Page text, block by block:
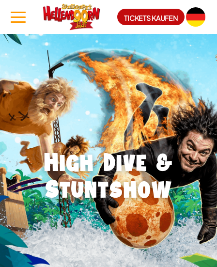
TICKETS KAUFEN
High Dive &
Stuntshow